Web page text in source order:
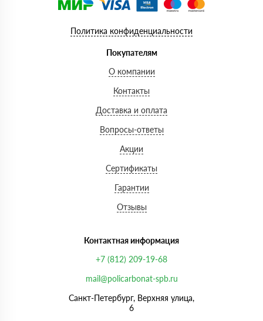
Политика конфиденциальности
Покупателям
О компании
Контакты
Доставка и оплата
Вопросы-ответы
Акции
Сертификаты
Гарантии
Отзывы
Контактная информация
+7 (812) 209-19-68
mail@policarbonat-spb.ru
Санкт-Петербург, Верхняя улица,
6